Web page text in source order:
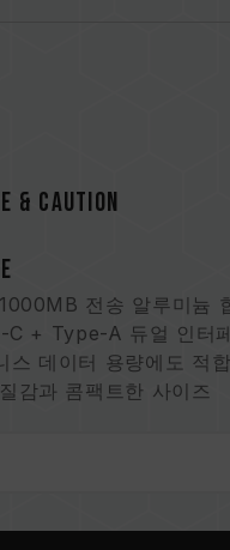
& CAUTION
전송 알루미늄
C + Type-A 듀얼 인터
스 데이터 용량에도 적합
감과 콤팩트한 사이즈
제공